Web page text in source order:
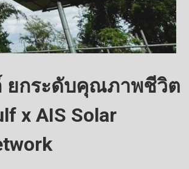
ยกระดับคุณภาพชีวิต
x AIS Solar